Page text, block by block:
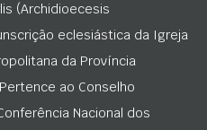
(Archidioecesis
eclesiástica da Igreja
da Província
ao Conselho
Nacional dos